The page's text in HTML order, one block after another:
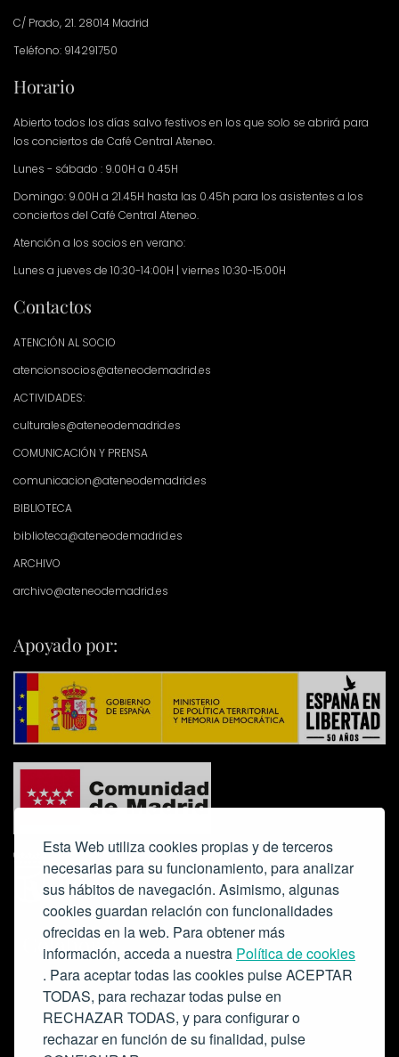
Esta Web utiliza cookies propias y de terceros
necesarias para su funcionamiento, para analizar
sus hábitos de navegación. Asimismo, algunas
cookies guardan relación con funcionalidades
ofrecidas en la web. Para obtener más
información, acceda a nuestra Política de cookies
. Para aceptar todas las cookies pulse ACEPTAR
TODAS, para rechazar todas pulse en
RECHAZAR TODAS, y para configurar o
rechazar en función de su finalidad, pulse
C/ Prado, 21. 28014 Madrid
Teléfono: 914291750
Horario
Abierto todos los días salvo festivos en los que solo se abrirá para
los conciertos de Café Central Ateneo.
Lunes - sábado : 9.00H a 0.45H
Domingo: 9.00H a 21.45H hasta las 0.45h para los asistentes a los
conciertos del Café Central Ateneo.
Atención a los socios en verano:
Lunes a jueves de 10:30-14:00H | viernes 10:30-15:00H
Contactos
ATENCIÓN AL SOCIO
atencionsocios@ateneodemadrid.es
ACTIVIDADES:
culturales@ateneodemadrid.es
COMUNICACIÓN Y PRENSA
comunicacion@ateneodemadrid.es
BIBLIOTECA
biblioteca@ateneodemadrid.es
ARCHIVO
archivo@ateneodemadrid.es
Apoyado por:
Colabora: